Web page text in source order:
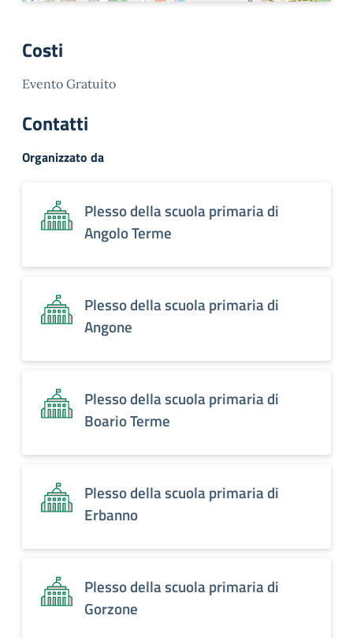
Costi
Evento Gratuito
Contatti
Organizzato da
Plesso della scuola primaria di
Angolo Terme
Plesso della scuola primaria di
Angone
Plesso della scuola primaria di
Boario Terme
Plesso della scuola primaria di
Erbanno
Plesso della scuola primaria di
Gorzone